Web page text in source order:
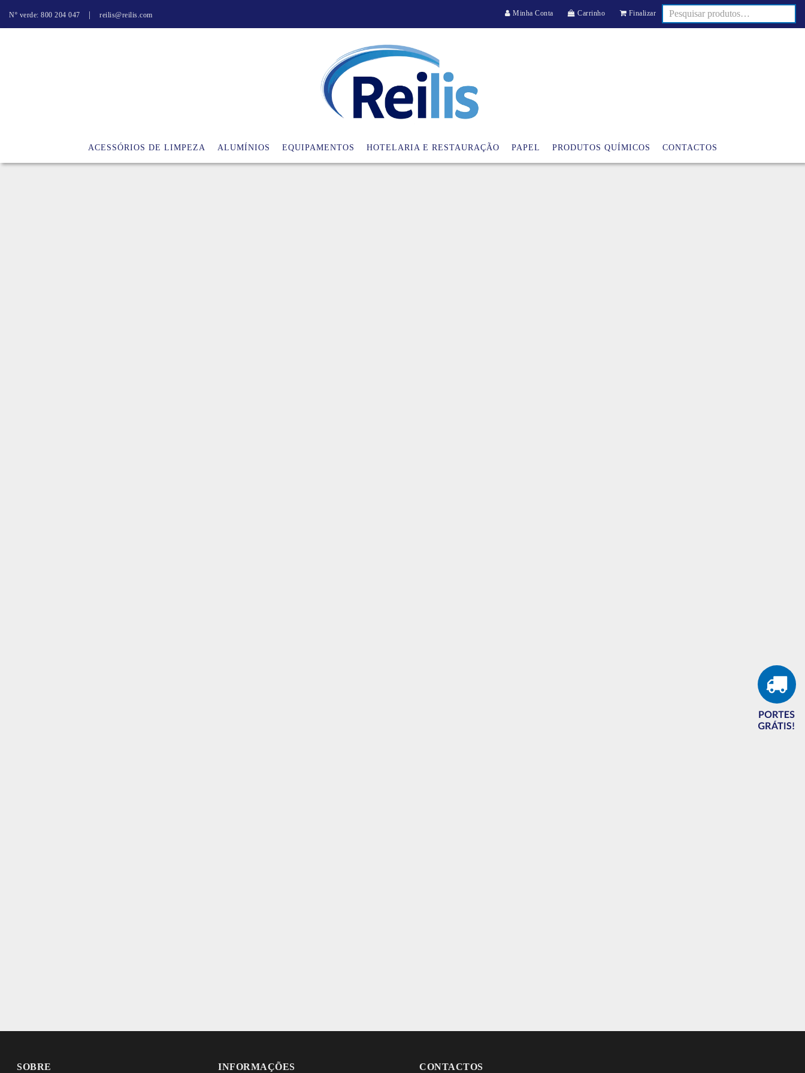
Nº verde: 800 204 047 reilis@reilis.com Minha Conta Carrinho Finalizar
ACESSÓRIOS DE LIMPEZA ALUMÍNIOS EQUIPAMENTOS HOTELARIA E RESTAURAÇÃO PAPEL PRODUTOS QUÍMICOS CONTACTOS
SOBRE INFORMAÇÕES CONTACTOS